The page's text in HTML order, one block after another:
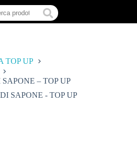
TOP UP
– TOP UP